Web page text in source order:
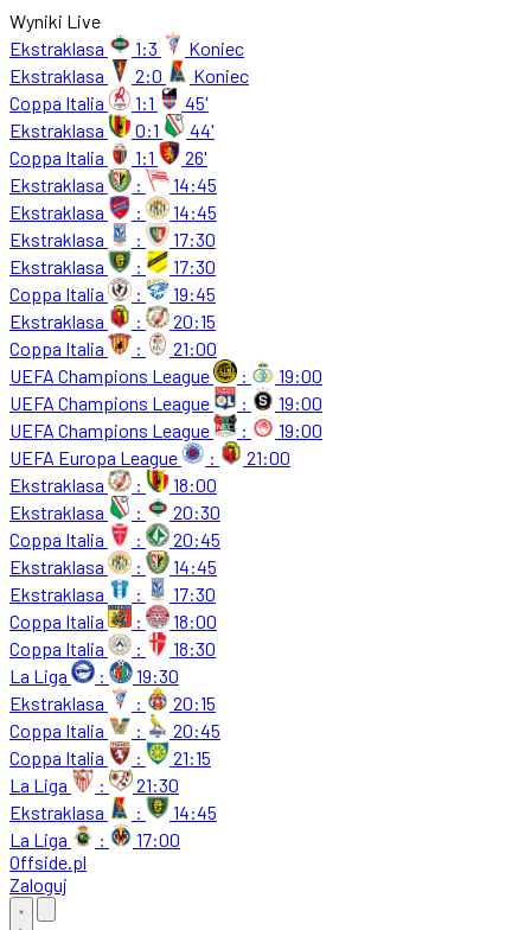
Wyniki Live
Ekstraklasa
1:3
Koniec
Ekstraklasa
2:0
Koniec
Coppa Italia
1:1
45'
Ekstraklasa
0:1
44'
Coppa Italia
1:1
26'
Ekstraklasa
:
14:45
Ekstraklasa
:
14:45
Ekstraklasa
:
17:30
Ekstraklasa
:
17:30
Coppa Italia
:
19:45
Ekstraklasa
:
20:15
Coppa Italia
:
21:00
UEFA Champions League
:
19:00
UEFA Champions League
:
19:00
UEFA Champions League
:
19:00
UEFA Europa League
:
21:00
Ekstraklasa
:
18:00
Ekstraklasa
:
20:30
Coppa Italia
:
20:45
Ekstraklasa
:
14:45
Ekstraklasa
:
17:30
Coppa Italia
:
18:00
Coppa Italia
:
18:30
La Liga
:
19:30
Ekstraklasa
:
20:15
Coppa Italia
:
20:45
Coppa Italia
:
21:15
La Liga
:
21:30
Ekstraklasa
:
14:45
La Liga
:
17:00
Offside.pl
Zaloguj